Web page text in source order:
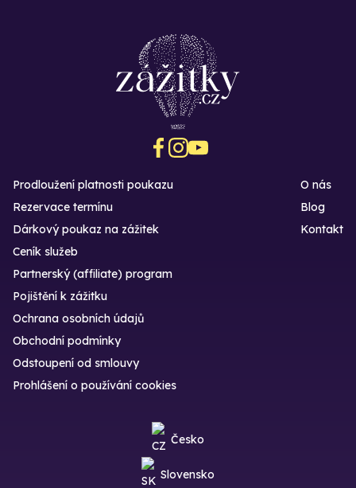
Prodloužení platnosti poukazu
Rezervace termínu
Dárkový poukaz na zážitek
O nás
Blog
Kontakt
Ceník služeb
Partnerský (affiliate) program
Pojištění k zážitku
Ochrana osobních údajů
Obchodní podmínky
Odstoupení od smlouvy
Prohlášení o používání cookies
Česko
Slovensko